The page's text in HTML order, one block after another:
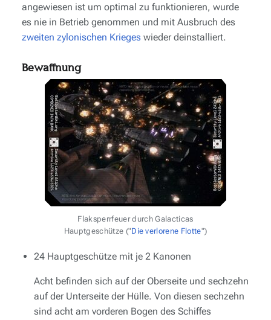
angewiesen ist um optimal zu funktionieren, wurde
es nie in Betrieb genommen und mit Ausbruch des
zweiten zylonischen Krieges wieder deinstalliert.
Bewaffnung
Flaksperrfeuer durchGalacticas
Hauptgeschütze ("Die verlorene Flotte")
24 Hauptgeschütze mit je 2 Kanonen
Acht befinden sich auf der Oberseite und sechzehn
auf der Unterseite der Hülle. Von diesen sechzehn
sind acht am vorderen Bogen des Schiffes